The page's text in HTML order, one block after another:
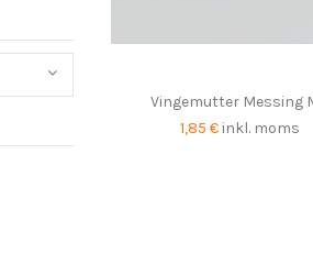
Vingemutter Messing
1,85 € inkl. moms